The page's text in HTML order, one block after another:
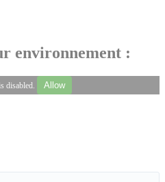
environnement :
disabled. Allow